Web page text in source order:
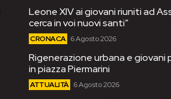
Leone XIV ai giovani riuniti ad
cerca in voi nuovi santi”
CRONACA 6 Agosto 2026
Rigenerazione urbana e
in piazza Piermarini
ATTUALITÀ 6 Agosto 2026